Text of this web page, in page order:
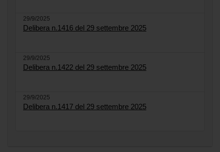
29/9/2025
Delibera n.1416 del 29 settembre 2025
29/9/2025
Delibera n.1422 del 29 settembre 2025
29/9/2025
Delibera n.1417 del 29 settembre 2025